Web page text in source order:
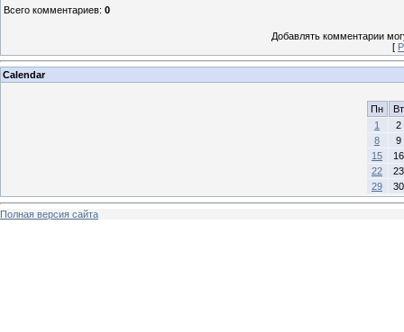
Всего комментариев: 0
Добавлять комментарии
[
Calendar
Пн
Вт
1
2
8
9
15
16
22
23
29
30
Полная версия сайта